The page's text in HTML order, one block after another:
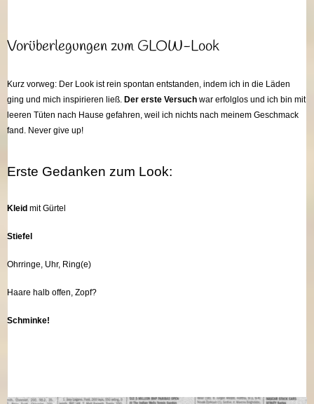
Vorüberlegungen zum GLOW-Look
Kurz vorweg: Der Look ist rein spontan entstanden, indem ich in die Läden
ging und mich inspirieren ließ. Der erste Versuch war erfolglos und ich bin mit
leeren Tüten nach Hause gefahren, weil ich nichts nach meinem Geschmack
fand. Never give up!
Erste Gedanken zum Look:
Kleid mit Gürtel
Stiefel
Ohrringe, Uhr, Ring(e)
Haare halb offen, Zopf?
Schminke!